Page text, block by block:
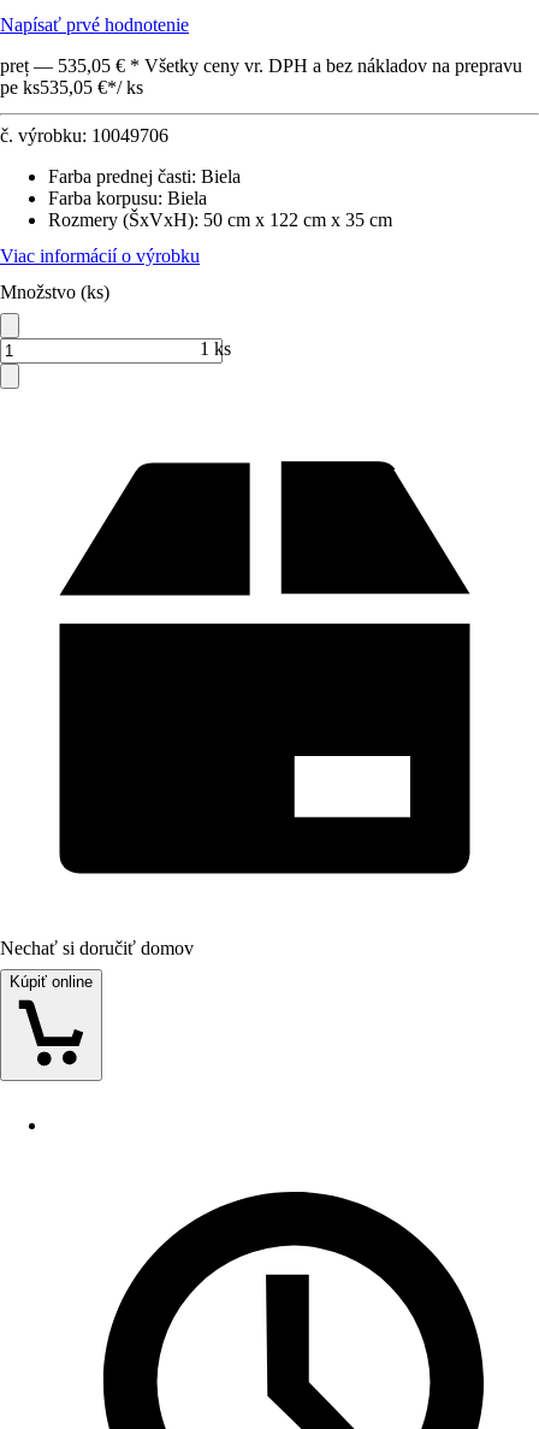
Napísať prvé hodnotenie
preț — 535,05 € * Všetky ceny vr. DPH a bez nákladov na prepravu
pe ks535,05 €*/ ks
č. výrobku: 10049706
Farba prednej časti: Biela
Farba korpusu: Biela
Rozmery (ŠxVxH): 50 cm x 122 cm x 35 cm
Viac informácií o výrobku
Množstvo (ks)
1 ks
Nechať si doručiť domov
Kúpiť online